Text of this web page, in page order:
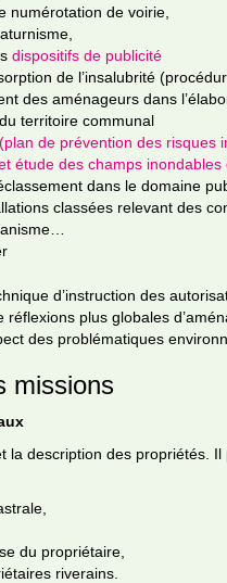
numérotation de voirie,
dispositifs de publicité
de l’insalubrité
des aménageurs dans
territoire communal
de prévention des risques
étude des champs inondables
dans le domaine
classées relevant des
d’instruction des
plus globales
des problématiques
missions
la description des propriétés.
du propriétaire,
riverains.